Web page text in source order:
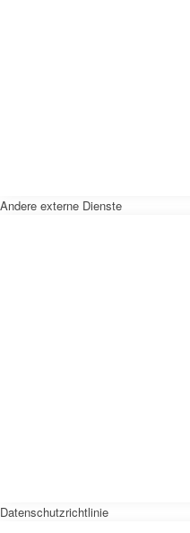
Andere externe Dienste
Datenschutzrichtlinie